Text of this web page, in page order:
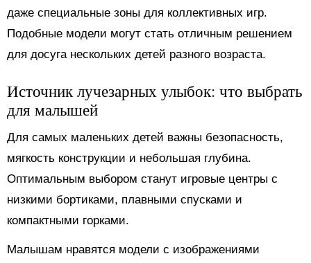
даже специальные зоны для коллективных игр.
Подобные модели могут стать отличным решением
для досуга нескольких детей разного возраста.
Источник лучезарных улыбок: что выбрать
для малышей
Для самых маленьких детей важны безопасность,
мягкость конструкции и небольшая глубина.
Оптимальным выбором станут игровые центры с
низкими бортиками, плавными спусками и
компактными горками.
Малышам нравятся модели с изображениями